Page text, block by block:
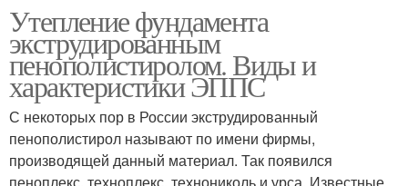
Утепление фундамента
экструдированным
пенополистиролом. Виды и
характеристики ЭППС
С некоторых пор в России экструдированный
пенополистирол называют по имени фирмы,
производящей данный материал. Так появился